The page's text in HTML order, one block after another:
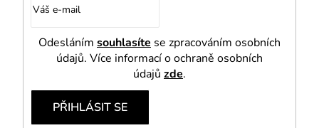
Odesláním souhlasíte se zpracováním osobních
údajů. Více informací o ochraně osobních
údajů zde.
PŘIHLÁSIT SE